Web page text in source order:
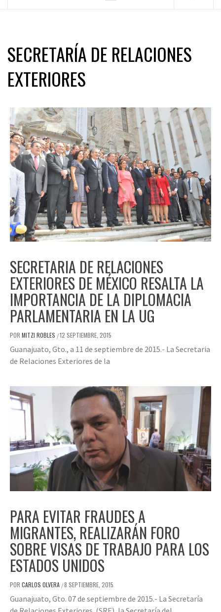
SECRETARÍA DE RELACIONES
EXTERIORES
SECRETARIA DE RELACIONES
EXTERIORES DE MÉXICO RESALTA LA
IMPORTANCIA DE LA DIPLOMACIA
PARLAMENTARIA EN LA UG
POR MITZI ROBLES /12 SEPTIEMBRE, 2015
Guanajuato, Gto., a 11 de septiembre de 2015.- La Secretaria
de Relaciones Exteriores de la
PARA EVITAR FRAUDES A
MIGRANTES, REALIZARÁN FORO
SOBRE VISAS DE TRABAJO PARA LOS
ESTADOS UNIDOS
POR CARLOS OLVERA /8 SEPTIEMBRE, 2015
Guanajuato, Gto. 07 de septiembre de 2015.- La Secretaría